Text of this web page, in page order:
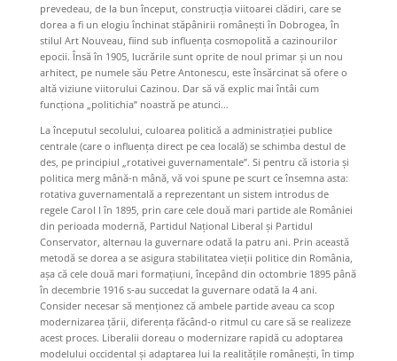
prevedeau, de la bun început, construcția viitoarei clădiri, care se
dorea a fi un elogiu închinat stăpânirii românești în Dobrogea, în
stilul Art Nouveau, fiind sub influența cosmopolită a cazinourilor
epocii. Însă în 1905, lucrările sunt oprite de noul primar și un nou
arhitect, pe numele său Petre Antonescu, este însărcinat să ofere o
altă viziune viitorului Cazinou. Dar să vă explic mai întâi cum
funcționa „politichia” noastră pe atunci…
La începutul secolului, culoarea politică a administrației publice
centrale (care o influența direct pe cea locală) se schimba destul de
des, pe principiul „rotativei guvernamentale”. Si pentru că istoria și
politica merg mână-n mână, vă voi spune pe scurt ce însemna asta:
rotativa guvernamentală a reprezentant un sistem introdus de
regele Carol I în 1895, prin care cele două mari partide ale României
din perioada modernă, Partidul Național Liberal și Partidul
Conservator, alternau la guvernare odată la patru ani. Prin această
metodă se dorea a se asigura stabilitatea vieții politice din România,
așa că cele două mari formațiuni, începând din octombrie 1895 până
în decembrie 1916 s-au succedat la guvernare odată la 4 ani.
Consider necesar să menționez că ambele partide aveau ca scop
modernizarea țării, diferența făcând-o ritmul cu care să se realizeze
acest proces. Liberalii doreau o modernizare rapidă cu adoptarea
modelului occidental și adaptarea lui la realitățile românești, în timp